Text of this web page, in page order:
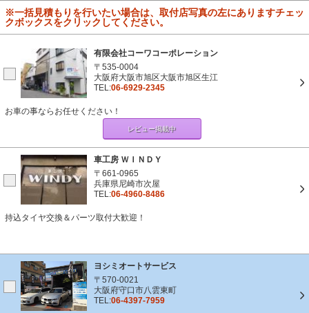
※一括見積もりを行いたい場合は、取付店写真の左にありますチェッ
クボックスをクリックしてください。
有限会社コーワコーポレーション
〒535-0004
大阪府大阪市旭区大阪市旭区生江
TEL:06-6929-2345
お車の事ならお任せください！
レビュー掲載中
車工房 ＷＩＮＤＹ
〒661-0965
兵庫県尼崎市次屋
TEL:06-4960-8486
持込タイヤ交換＆パーツ取付大歓迎！
ヨシミオートサービス
〒570-0021
大阪府守口市八雲東町
TEL:06-4397-7959